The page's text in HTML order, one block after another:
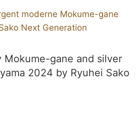
Mokume-gane and silver
2024 by Ryuhei Sako